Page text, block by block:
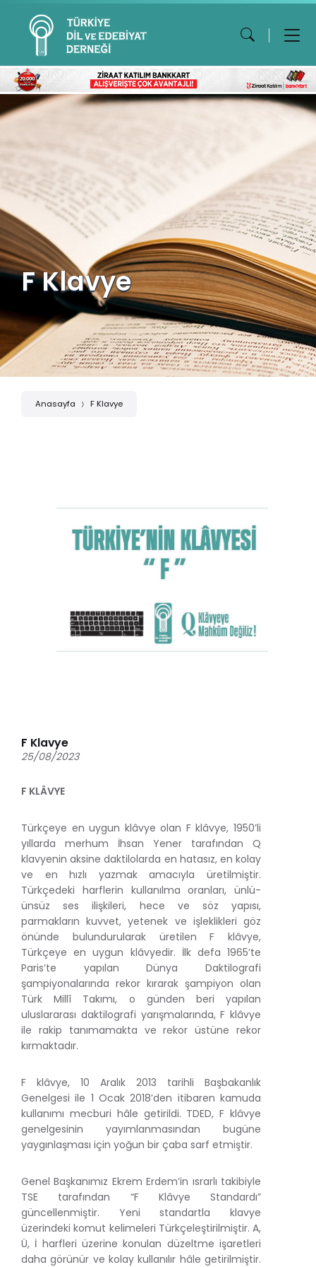
F Klavye
Anasayfa F Klavye
F Klavye
25/08/2023
F KLÂVYE
Türkçeye en uygun klâvye olan F klâvye, 1950’li
yıllarda merhum İhsan Yener tarafından Q
klavyenin aksine daktilolarda en hatasız, en kolay
ve en hızlı yazmak amacıyla üretilmiştir.
Türkçedeki harflerin kullanılma oranları, ünlü-
ünsüz ses ilişkileri, hece ve söz yapısı,
parmakların kuvvet, yetenek ve işleklikleri göz
önünde bulundurularak üretilen F klâvye,
Türkçeye en uygun klâvyedir. İlk defa 1965’te
Paris’te yapılan Dünya Daktilografi
şampiyonalarında rekor kırarak şampiyon olan
Türk Millî Takımı, o günden beri yapılan
uluslararası daktilografi yarışmalarında, F klâvye
ile rakip tanımamakta ve rekor üstüne rekor
kırmaktadır.
F klâvye, 10 Aralık 2013 tarihli Başbakanlık
Genelgesi ile 1 Ocak 2018’den itibaren kamuda
kullanımı mecburi hâle getirildi. TDED, F klâvye
genelgesinin yayımlanmasından bugüne
yaygınlaşması için yoğun bir çaba sarf etmiştir.
Genel Başkanımız Ekrem Erdem’in ısrarlı takibiyle
TSE tarafından “F Klâvye Standardı”
güncellenmiştir. Yeni standartla klavye
üzerindeki komut kelimeleri Türkçeleştirilmiştir. A,
Ü, İ harfleri üzerine konulan düzeltme işaretleri
daha görünür ve kolay kullanılır hâle getirilmiştir.